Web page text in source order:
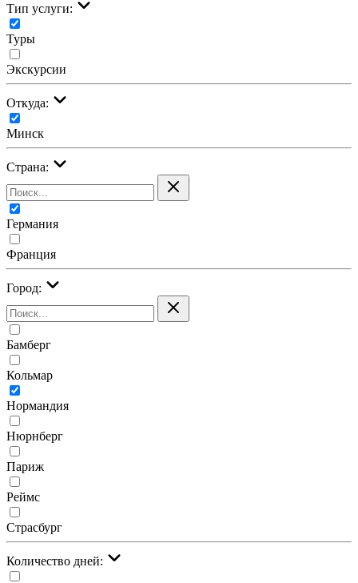
Тип услуги:
Туры
Экскурсии
Откуда:
Минск
Страна:
Германия
Франция
Город:
Бамберг
Кольмар
Нормандия
Нюрнберг
Париж
Реймс
Страсбург
Количество дней: